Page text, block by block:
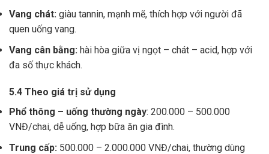
Vang chát: giàu tannin, mạnh mẽ, thích hợp với người đã
quen uống vang.
Vang cân bằng: hài hòa giữa vị ngọt – chát – acid, hợp với
đa số thực khách.
5.4 Theo giá trị sử dụng
Phổ thông – uống thường ngày: 200.000 – 500.000
VNĐ/chai, dễ uống, hợp bữa ăn gia đình.
Trung cấp: 500.000 – 2.000.000 VNĐ/chai, thường dùng